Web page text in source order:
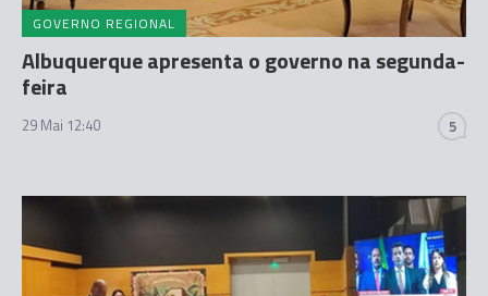
GOVERNO REGIONAL
Albuquerque apresenta o governo na segunda-
feira
29 Mai 12:40 5